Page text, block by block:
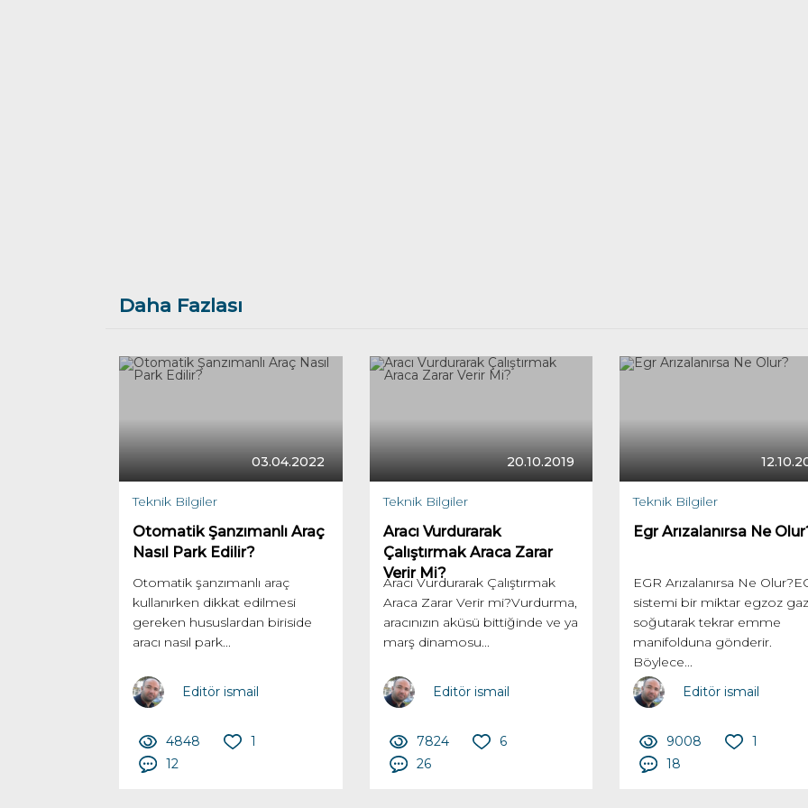
Daha Fazlası
03.04.2022
Teknik Bilgiler
Otomatik Şanzımanlı Araç
Nasıl Park Edilir?
Otomatik şanzımanlı araç
kullanırken dikkat edilmesi
gereken hususlardan biriside
aracı nasıl park...
Editör ismail
4848
1
12
20.10.2019
Teknik Bilgiler
Aracı Vurdurarak
Çalıştırmak Araca Zarar
Verir Mi?
Aracı Vurdurarak Çalıştırmak
Araca Zarar Verir mi?Vurdurma,
aracınızın aküsü bittiğinde ve ya
marş dinamosu...
Editör ismail
7824
6
26
Teknik Bilgiler
Egr Arızalanırsa Ne
EGR Arızalanırsa Ne
sistemi bir miktar egzoz
soğutarak tekrar emme
manifolduna gönderir.
Böylece...
Editör ismail
9008
1
18